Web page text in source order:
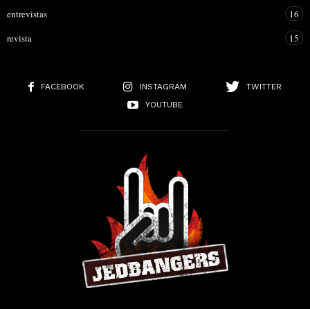
entrevistas
16
revista
15
FACEBOOK INSTAGRAM
TWITTER
YOUTUBE